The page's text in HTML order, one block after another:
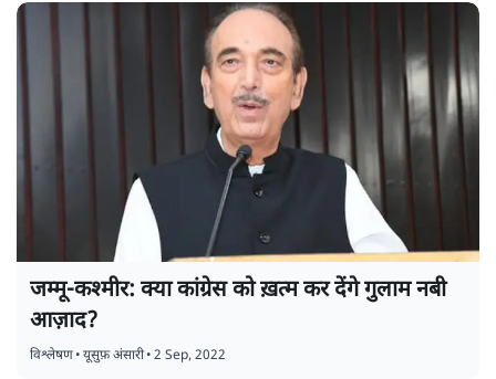
जम्मू-कश्मीर: क्या कांग्रेस को ख़त्म कर देंगे गुलाम नबी
आज़ाद?
विश्लेषण•यूसुफ़ अंसारी•2 Sep, 2022